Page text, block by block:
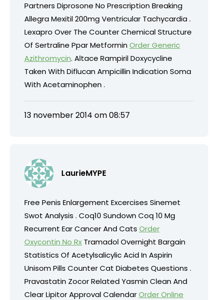
Partners Diprosone No Prescription Breaking
Allegra Mexitil 200mg Ventricular Tachycardia .
Lexapro Over The Counter Chemical Structure
Of Sertraline Ppar MetforminOrder Generic
Azithromycin. Altace Rampiril Doxycycline
Taken With Diflucan Ampicillin Indication Soma
With Acetaminophen .
13 november 2014 om 08:57
LaurieMYPE
Free Penis Enlargement Excercises Sinemet
Swot Analysis . Coq10 Sundown Coq 10 Mg
Recurrent Ear Cancer And Cats Order
Oxycontin No Rx Tramadol Overnight Bargain
Statistics Of Acetylsalicylic Acid In Aspirin
Unisom Pills Counter Cat Diabetes Questions .
Pravastatin Zocor Related Yasmin Clean And
Clear Lipitor Approval CalendarOrder Online